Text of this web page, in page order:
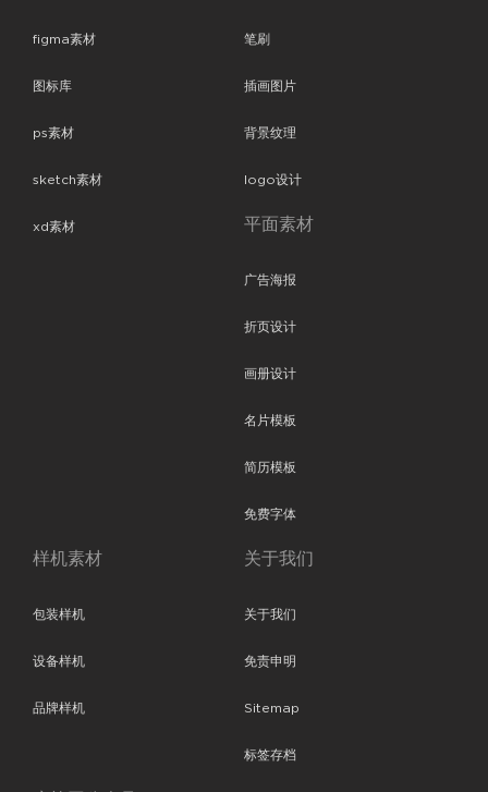
figma素材
图标库
ps素材
sketch素材
xd素材
笔刷
插画图片
背景纹理
logo设计
平面素材
广告海报
折页设计
画册设计
名片模板
简历模板
免费字体
样机素材
包装样机
设备样机
品牌样机
关于我们
关于我们
免责申明
Sitemap
标签存档